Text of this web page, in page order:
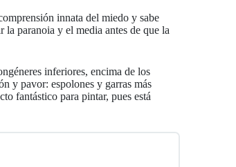
innata del miedo y sabe
la paranoia y el media antes de que la
inferiores, encima de los
y pavor: espolones y garras más
fantástico para pintar, pues está